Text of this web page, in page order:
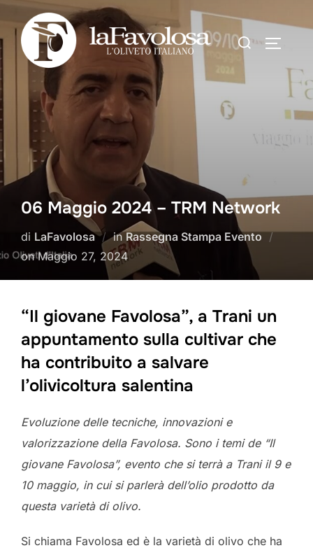
06 Maggio 2024 – TRM Network
di LaFavolosa in Rassegna Stampa Evento
onMaggio 27, 2024
“Il giovane Favolosa”, a Trani un
appuntamento sulla cultivar che
ha contribuito a salvare
l’olivicoltura salentina
Evoluzione delle tecniche, innovazioni e
valorizzazione della Favolosa. Sono i temi de “Il
giovane Favolosa”, evento che si terrà a Trani il 9 e
10 maggio, in cui si parlerà dell’olio prodotto da
questa varietà di olivo.
Si chiama Favolosa ed è la varietà di olivo che ha